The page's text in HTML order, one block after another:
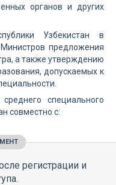
органов и других
Узбекистан в
предложения
а также утверждению
допускаемых к
специального
совместно с:
регистрации и